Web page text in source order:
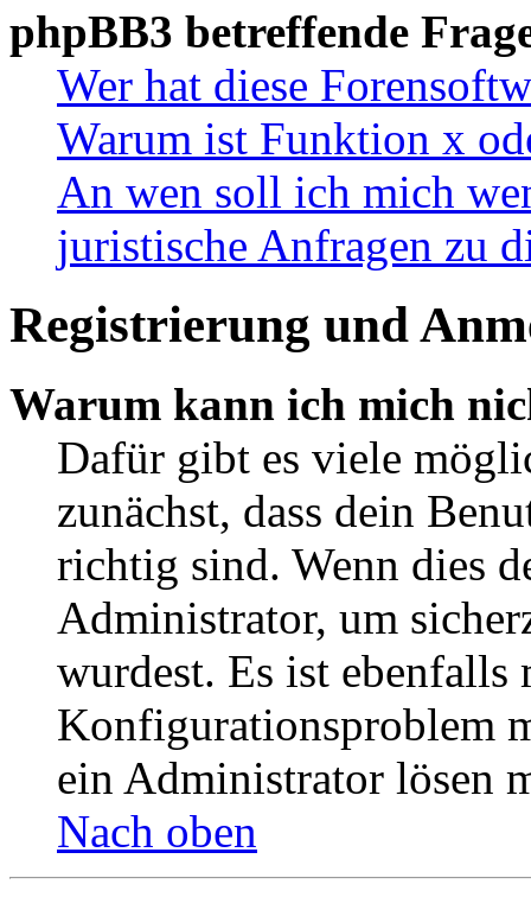
phpBB3 betreffende
Wer hat diese
Warum ist Funktion x
An wen soll ich mich
juristische Anfragen zu
Registrierung und
Warum kann ich mich
Dafür gibt es viele
zunächst, dass dein
richtig sind. Wenn dies
Administrator, um
wurdest. Es ist ebenfalls
Konfigurationsproblem
ein Administrator lösen
Nach oben